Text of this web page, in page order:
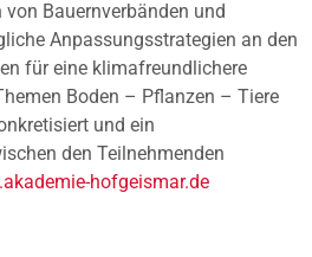
Bauernverbänden und
Anpassungsstrategien an den
für eine klimafreundlichere
Boden – Pflanzen – Tiere
und ein
den Teilnehmenden
hofgeismar.de